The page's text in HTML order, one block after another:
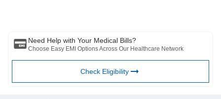
Need Help with Your Medical Bills?
Choose Easy EMI Options Across Our Healthcare Network
Check Eligibility